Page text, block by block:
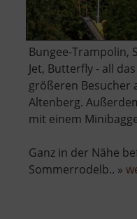
Bungee-Trampolin,
Jet, Butterfly - all
größeren Besucher
Altenberg.
mit einem
Ganz in der Nähe
Sommerrodelb.. »